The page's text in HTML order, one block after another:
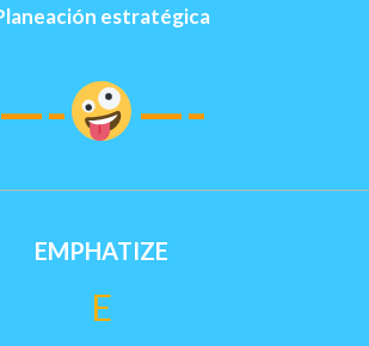
estratégica
—- —-
EMPHATIZE
E